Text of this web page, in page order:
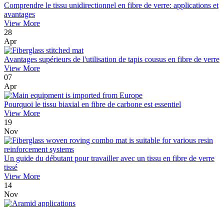
Comprendre le tissu unidirectionnel en fibre de verre: applications et
avantages
View More
28
Apr
Avantages supérieurs de l'utilisation de tapis cousus en fibre de verre
View More
07
Apr
Pourquoi le tissu biaxial en fibre de carbone est essentiel
View More
19
Nov
Un guide du débutant pour travailler avec un tissu en fibre de verre
tissé
View More
14
Nov